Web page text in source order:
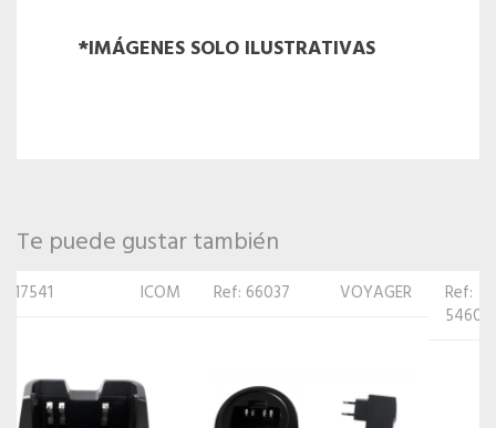
*IMÁGENES SOLO ILUSTRATIVAS
Te puede gustar también
Ref: 66037 VOYAGER
Ref:
MOTOROLA